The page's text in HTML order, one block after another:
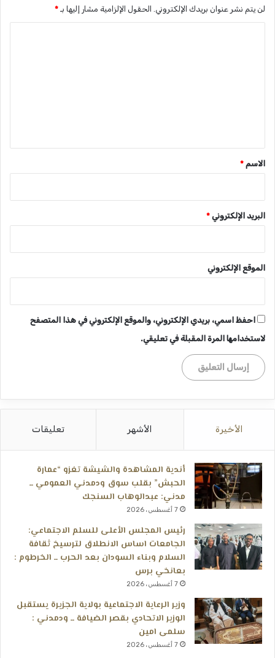
لن يتم نشر عنوان بريدك الإلكتروني. الحقول الإلزامية مشار إليها بـ *
*
الاسم *
البريد الإلكتروني *
الموقع الإلكتروني
احفظ اسمي، بريدي الإلكتروني، والموقع الإلكتروني في هذا المتصفح
لاستخدامها المرة المقبلة في تعليقي.
الأخيرة الأشهر تعليقات
أندية المشاهدة والشيشة تغزو “عمارة
الحبش” بقلب سوق ودمدني العمومي ــ
مدني: عبدالوهاب السنجك
7 أغسطس، 2026
رئيس المجلس الأعلى للسلم الاجتماعي:
الجامعات اساس الانطلاق لترسيخ ثقافة
السلام وبناء السودان بعد الحرب ــ الخرطوم :
بعانخي برس
7 أغسطس، 2026
وزير الرعاية الاجتماعية بولاية الجزيرة يستقبل
الوزير الاتحادي بقصر الضيافة ــ ودمدني :
سلمى امين
7 أغسطس، 2026